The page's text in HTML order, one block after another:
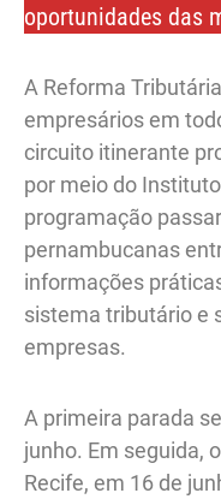
oportunidades das
A Reforma
empresários em
circuito itinerante
por meio do
programação
pernambucanas
informações
sistema tributário e
empresas.
A primeira parada
junho. Em seguida,
Recife, em 16 de